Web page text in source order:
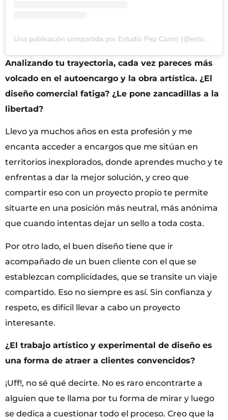
Analizando tu trayectoria, cada vez pareces más
volcado en el autoencargo y la obra artística. ¿El
diseño comercial fatiga? ¿Le pone zancadillas a la
libertad?
Llevo ya muchos años en esta profesión y me
encanta acceder a encargos que me sitúan en
territorios inexplorados, donde aprendes mucho y te
enfrentas a dar la mejor solución, y creo que
compartir eso con un proyecto propio te permite
situarte en una posición más neutral, más anónima
que cuando intentas dejar un sello a toda costa.
Por otro lado, el buen diseño tiene que ir
acompañado de un buen cliente con el que se
establezcan complicidades, que se transite un viaje
compartido. Eso no siempre es así. Sin confianza y
respeto, es difícil llevar a cabo un proyecto
interesante.
¿El trabajo artístico y experimental de diseño es
una forma de atraer a clientes convencidos?
¡Uff!, no sé qué decirte. No es raro encontrarte a
alguien que te llama por tu forma de mirar y luego
se dedica a cuestionar todo el proceso. Creo que la